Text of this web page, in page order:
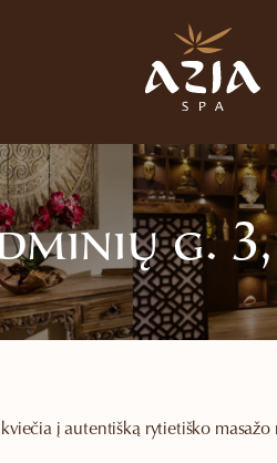
g.
kviečia į autentišką rytietiško